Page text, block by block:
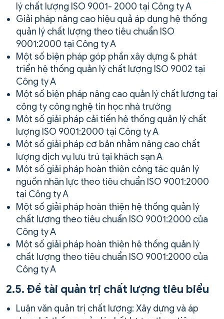
lý chất lượng ISO 9001- 2000 tại Công ty A
Giải pháp nâng cao hiệu quả áp dụng hệ thống
quản lý chất lượng theo tiêu chuẩn ISO
9001:2000 tại Công ty A
Một số biện pháp góp phần xây dựng & phát
triển hệ thống quản lý chất lượng ISO 9002 tại
Công ty A
Một số biện pháp nâng cao quản lý chất lượng tại
công ty công nghệ tin học nhà trường
Một số giải pháp cải tiến hệ thống quản lý chất
lượng ISO 9001:2000 tại Công ty A
Một số giải pháp cơ bản nhằm nâng cao chất
lượng dịch vụ lưu trú tại khách sạn A
Một số giải pháp hoàn thiện công tác quản lý
nguồn nhân lực theo tiêu chuẩn ISO 9001:2000
tại Công ty A
Một số giải pháp hoàn thiện hệ thống quản lý
chất lượng theo tiêu chuẩn ISO 9001:2000 của
Công ty A
Một số giải pháp hoàn thiện hệ thống quản lý
chất lượng theo tiêu chuẩn ISO 9001:2000 của
Công ty A
2.5. Đề tài quản trị chất lượng tiêu biểu
Luận văn quản trị chất lượng: Xây dựng và áp